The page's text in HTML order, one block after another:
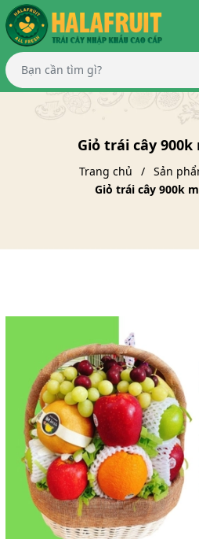
Giỏ trái cây 900k
Trang chủ
Sản
Giỏ trái cây 900k